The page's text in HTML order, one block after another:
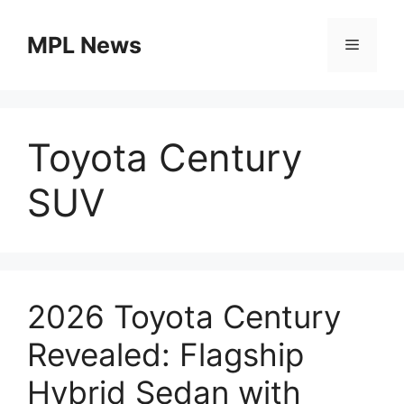
contentMPL News Menu
Toyota Century
SUV
2026 Toyota Century
Revealed: Flagship
Hybrid Sedan with